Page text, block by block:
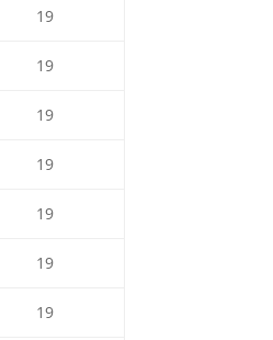
19
19
19
19
19
19
19